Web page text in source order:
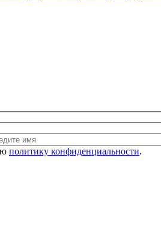
политику конфиденциальности.